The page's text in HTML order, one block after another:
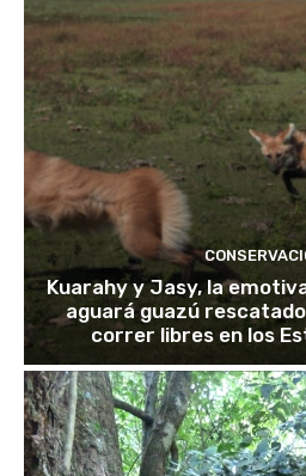
Kuarahy y Jasy, la
aguará guazú
correr libres en los